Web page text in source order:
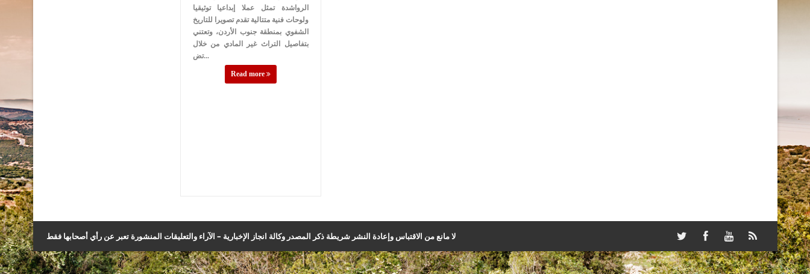
الرواشدة تمثل عملا إبداعيا توثيقيا
ولوحات فنية متتالية تقدم تصويرا للتاريخ
الشفوي بمنطقة جنوب الأردن، وتعتني
بتفاصيل التراث غير المادي من خلال
تض...
Read more
لا مانع من الاقتباس وإعادة النشر شريطة ذكر المصدر وكالة انجاز الإخبارية – الآراء والتعليقات المنشورة تعبر عن رأي أصحابها فقط